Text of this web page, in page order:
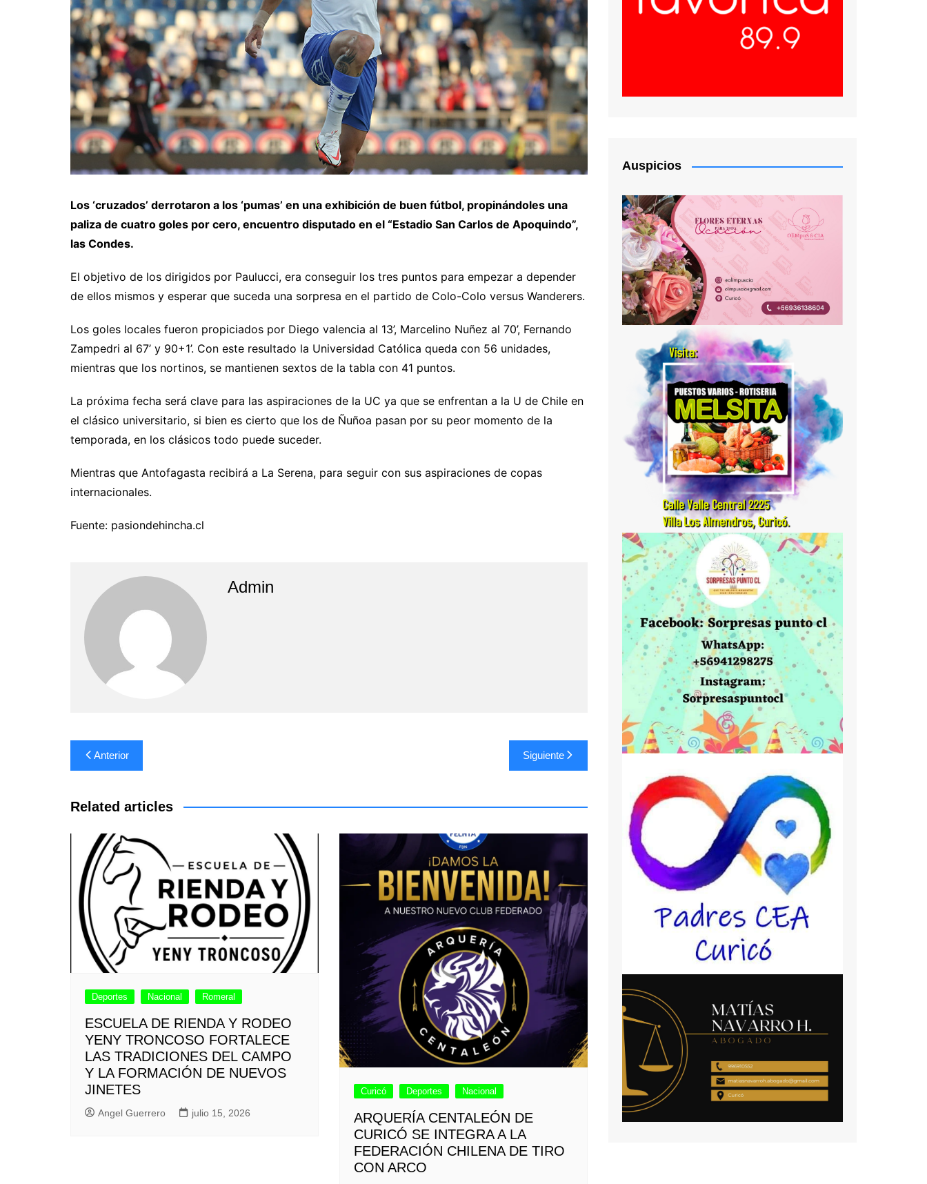
Los ‘cruzados’ derrotaron a los ‘pumas’ en una exhibición de buen fútbol, propinándoles una
paliza de cuatro goles por cero, encuentro disputado en el “Estadio San Carlos de Apoquindo”,
las Condes.
El objetivo de los dirigidos por Paulucci, era conseguir los tres puntos para empezar a depender
de ellos mismos y esperar que suceda una sorpresa en el partido de Colo-Colo versus Wanderers.
Los goles locales fueron propiciados por Diego valencia al 13’, Marcelino Nuñez al 70’, Fernando
Zampedri al 67’ y 90+1’. Con este resultado la Universidad Católica queda con 56 unidades,
mientras que los nortinos, se mantienen sextos de la tabla con 41 puntos.
La próxima fecha será clave para las aspiraciones de la UC ya que se enfrentan a la U de Chile en
el clásico universitario, si bien es cierto que los de Ñuñoa pasan por su peor momento de la
temporada, en los clásicos todo puede suceder.
Mientras que Antofagasta recibirá a La Serena, para seguir con sus aspiraciones de copas
internacionales.
Fuente: pasiondehincha.cl
Admin
Navegación
de
entradas
Anterior Siguiente
Related articles
Deportes Nacional Romeral
ESCUELA DE RIENDA Y RODEO
YENY TRONCOSO FORTALECE
LAS TRADICIONES DEL CAMPO
Y LA FORMACIÓN DE NUEVOS
JINETES
Angel Guerrero julio 15, 2026
Curicó Deportes Nacional
ARQUERÍA CENTALEÓN DE
CURICÓ SE INTEGRA A LA
FEDERACIÓN CHILENA DE TIRO
CON ARCO
Auspicios